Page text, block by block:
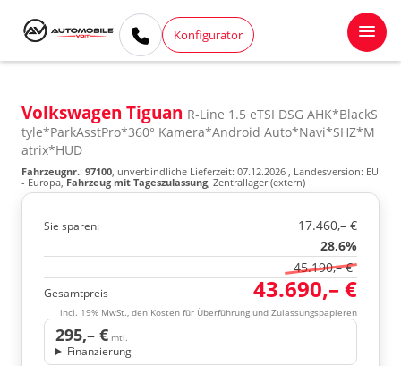
Konfigurator
Volkswagen Tiguan R-Line 1.5 eTSI DSG AHK*BlackS
tyle*ParkAsstPro*360° Kamera*Android Auto*Navi*SHZ*M
atrix*HUD
Fahrzeugnr.: 97100, unverbindliche Lieferzeit: 07.12.2026 , Landesversion: EU
- Europa,Fahrzeug mit Tageszulassung, Zentrallager (extern)
Sie sparen:
17.460,– €
28,6%
45.190,– €
Gesamtpreis 43.690,– €
incl. 19% MwSt., den Kosten für Überführung und Zulassungspapieren
295,– € mtl.
Finanzierung